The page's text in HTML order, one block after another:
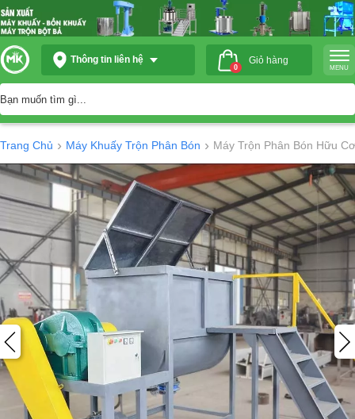
Thông tin liên hệ
0
Giỏ hàng
MENU
Trang Chủ › Máy Khuấy Trộn Phân Bón › Máy Trộn Phân Bón Hữu